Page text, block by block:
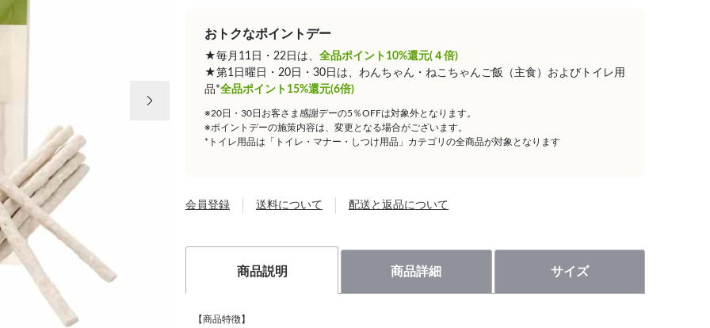
おトクなポイントデー
★毎月11日・22日は、 全品ポイント10%還元(４倍)
★第1日曜日・20日・30日は、わんちゃん・ねこちゃんご飯（主食）およびトイレ用
品*全品ポイント15%還元(6倍)
※20日・30日お客さま感謝デーの5％OFFは対象外となります。
※ポイントデーの施策内容は、変更となる場合がございます。
*トイレ用品は「トイレ・マナー・しつけ用品」カテゴリの全商品が対象となります
会員登録 送料について 配送と返品について
商品説明 商品詳細 サイズ
【商品特徴】